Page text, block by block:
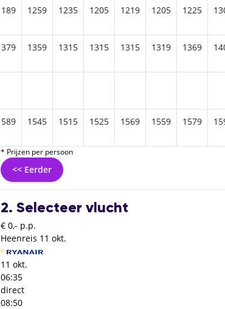
1189 1259 1235 1205 1219 1205 1225
1379 1359 1315 1315 1315 1319 1369
1589 1545 1515 1525 1569 1559 1579
* Prijzen per persoon
<< Eerder
2. Selecteer vlucht
€ 0,- p.p.
Heenreis 11 okt.
11 okt.
06:35
direct
08:50